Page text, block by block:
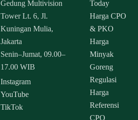
Gedung Multivision
Tower Lt. 6, Jl.
Kuningan Mulia,
Jakarta
Senin–Jumat, 09.00–
17.00 WIB
Instagram
YouTube
TikTok
Today
Harga CPO
& PKO
Harga
Minyak
Goreng
Regulasi
Harga
Referensi
CPO